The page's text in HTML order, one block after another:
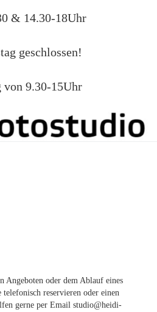
& 14.30-18Uhr
geschlossen!
von 9.30-15Uhr
Angeboten oder dem Ablauf eines
reservieren oder einen
gerne per Email studio@heidi-